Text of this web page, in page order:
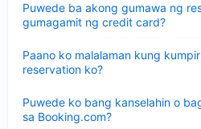
Puwede ba akong gumawa ng
gumagamit ng credit card?
ang
sagot
Paano ko malalaman kung
reservation ko?
ang
sagot
Puwede ko bang kanselahin o
sa Booking.com?
ang
sagot